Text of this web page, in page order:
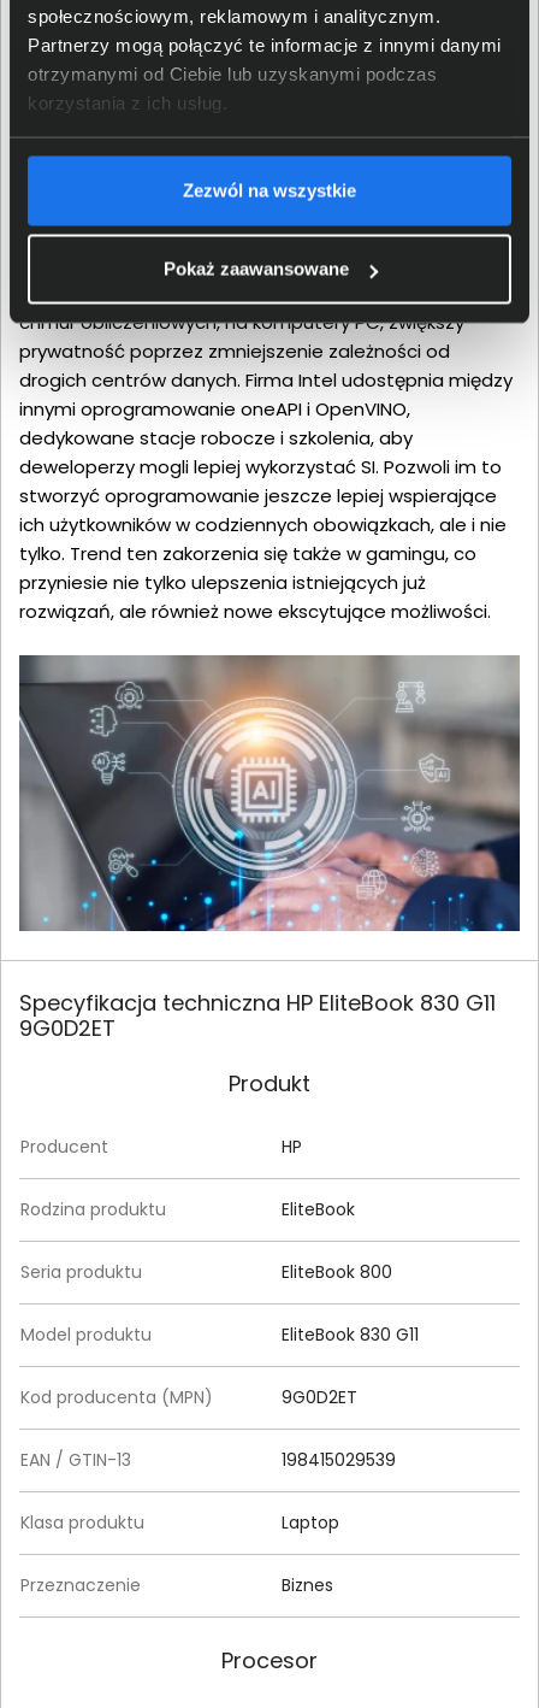
społecznościowym, reklamowym i analitycznym.
Partnerzy mogą połączyć te informacje z innymi danymi
otrzymanymi od Ciebie lub uzyskanymi podczas
korzystania z ich usług.
Zezwól na wszystkie
Pokaż zaawansowane
Potencjał do rozwoju każdej
dziedziny życia
Z pomocą sztucznej inteligencji użytkownicy mogą stać
się bardziej kreatywni, produktywni i bezpieczni.
chmur obliczeniowych, na komputery PC, zwiększy
prywatność poprzez zmniejszenie zależności od
drogich centrów danych. Firma Intel udostępnia między
innymi oprogramowanie oneAPI i OpenVINO,
dedykowane stacje robocze i szkolenia, aby
deweloperzy mogli lepiej wykorzystać SI. Pozwoli im to
stworzyć oprogramowanie jeszcze lepiej wspierające
ich użytkowników w codziennych obowiązkach, ale i nie
tylko. Trend ten zakorzenia się także w gamingu, co
przyniesie nie tylko ulepszenia istniejących już
rozwiązań, ale również nowe ekscytujące możliwości.
Specyfikacja techniczna HP EliteBook 830 G11
9G0D2ET
Produkt
Producent HP
Rodzina produktu EliteBook
Seria produktu EliteBook 800
Model produktu EliteBook 830 G11
Kod producenta (MPN) 9G0D2ET
EAN / GTIN-13 198415029539
Klasa produktu Laptop
Przeznaczenie Biznes
Procesor